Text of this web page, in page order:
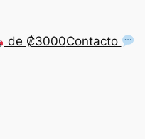
de ₡3000Contacto